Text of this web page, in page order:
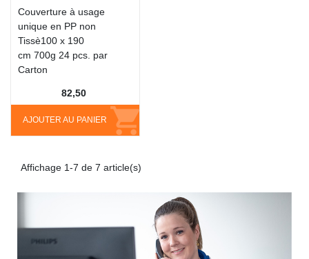
Couverture à usage
unique en PP non
Tissè100 x 190
cm 700g 24 pcs. par
Carton
AJOUTER AU PANIER
82,50
Affichage 1-7 de 7 article(s)